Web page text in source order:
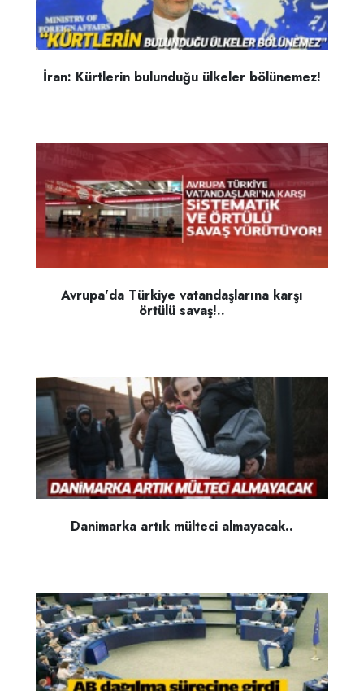
İran: Kürtlerin bulunduğu ülkeler bölünemez!
Avrupa'da Türkiye vatandaşlarına karşı
örtülü savaş!..
Danimarka artık mülteci almayacak..